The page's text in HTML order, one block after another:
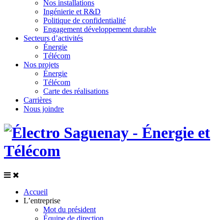
Nos installations
Ingénierie et R&D
Politique de confidentialité
Engagement développement durable
Secteurs d’activités
Énergie
Télécom
Nos projets
Énergie
Télécom
Carte des réalisations
Carrières
Nous joindre
Accueil
L’entreprise
Mot du président
Équipe de direction